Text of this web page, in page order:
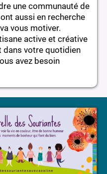
une communauté de
aussi en recherche
vous motiver.
active et créative
dans votre quotidien
avez besoin